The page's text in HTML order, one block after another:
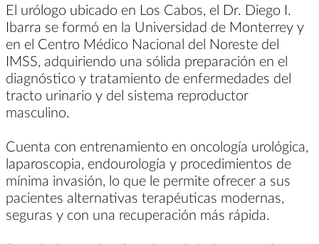
El urólogo ubicado en Los Cabos, el Dr. Diego I.
Ibarra se formó en la Universidad de Monterrey y
en el Centro Médico Nacional del Noreste del
IMSS, adquiriendo una sólida preparación en el
diagnóstico y tratamiento de enfermedades del
tracto urinario y del sistema reproductor
masculino.
Cuenta con entrenamiento en oncología urológica,
laparoscopia, endourología y procedimientos de
mínima invasión, lo que le permite ofrecer a sus
pacientes alternativas terapéuticas modernas,
seguras y con una recuperación más rápida.